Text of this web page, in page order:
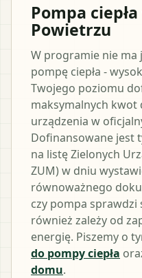
Pompa
Powietrzu
W programie nie ma
pompę ciepła -
Twojego poziomu
maksymalnych kwot
urządzenia w
Dofinansowane jest
na listę Zielonych
ZUM) w dniu
równoważnego
czy pompa sprawdzi
również zależy od
energię. Piszemy o
do pompy ciepła
domu.